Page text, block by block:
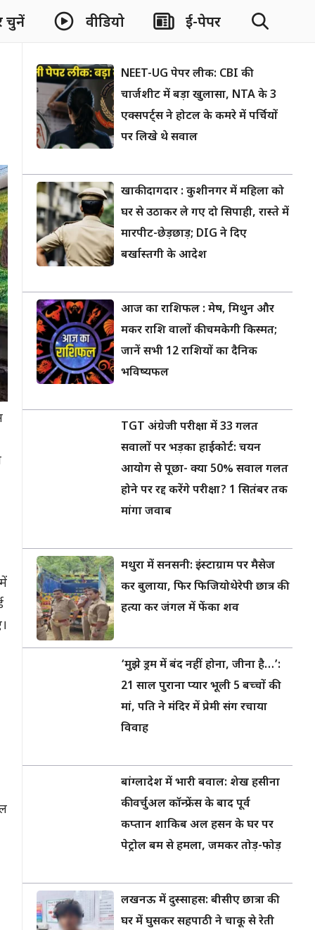
चुनें वीडियो ई-पेपर
NEET-UG पेपर लीक: CBI की
चार्जशीट में बड़ा खुलासा, NTA के 3
एक्सपर्ट्स ने होटल के कमरे में पर्चियों
पर लिखे थे सवाल
खाकी दागदार : कुशीनगर में महिला को
घर से उठाकर ले गए दो सिपाही, रास्ते में
मारपीट-छेड़छाड़; DIG ने दिए
बर्खास्तगी के आदेश
आज का राशिफल : मेष, मिथुन और
मकर राशि वालों की चमकेगी किस्मत;
जानें सभी 12 राशियों का दैनिक
भविष्यफल
TGT अंग्रेजी परीक्षा में 33 गलत
सवालों पर भड़का हाईकोर्ट: चयन
आयोग से पूछा- क्या 50% सवाल गलत
होने पर रद्द करेंगे परीक्षा? 1 सितंबर तक
मांगा जवाब
मथुरा में सनसनी: इंस्टाग्राम पर मैसेज
कर बुलाया, फिर फिजियोथेरेपी छात्र की
हत्या कर जंगल में फेंका शव
‘मुझे ड्रम में बंद नहीं होना, जीना है…’:
21 साल पुराना प्यार भूली 5 बच्चों की
मां, पति ने मंदिर में प्रेमी संग रचाया
विवाह
बांग्लादेश में भारी बवाल: शेख हसीना
की वर्चुअल कॉन्फ्रेंस के बाद पूर्व
कप्तान शाकिब अल हसन के घर पर
पेट्रोल बम से हमला, जमकर तोड़-फोड़
लखनऊ में दुस्साहस: बीसीए छात्रा की
घर में घुसकर सहपाठी ने चाकू से रेती